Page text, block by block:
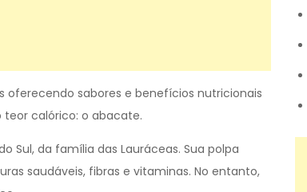
oferecendo sabores e benefícios nutricionais
calórico: o abacate.
Sul, da família das Lauráceas. Sua polpa
saudáveis, fibras e vitaminas. No entanto,